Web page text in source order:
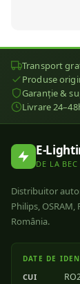
Transport
Produse
Garanție &
Livrare
E-
DE LA
Distribuitor
Philips,
România.
DATE DE
CUI